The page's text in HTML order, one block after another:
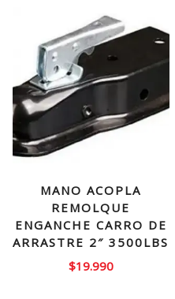
MANO ACOPLA
REMOLQUE
ENGANCHE CARRO DE
ARRASTRE 2″ 3500LBS
$19.990